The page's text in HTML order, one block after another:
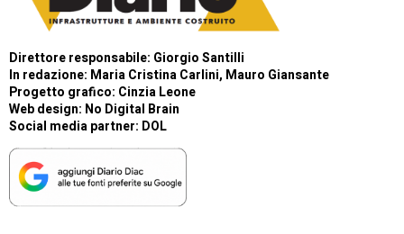
Direttore responsabile: Giorgio Santilli
In redazione: Maria Cristina Carlini, Mauro Giansante
Progetto grafico: Cinzia Leone
Web design: No Digital Brain
Social media partner: DOL